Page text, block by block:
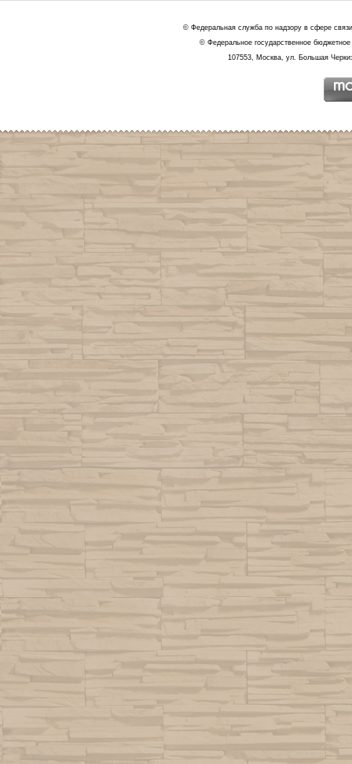
© Федеральная служба по надзору в сфере
© Федеральное государственное
107553, Москва, ул. Большая